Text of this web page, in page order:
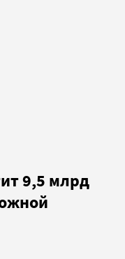
9,5 млрд